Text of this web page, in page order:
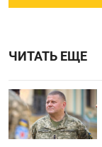
ЧИТАТЬ ЕЩЕ